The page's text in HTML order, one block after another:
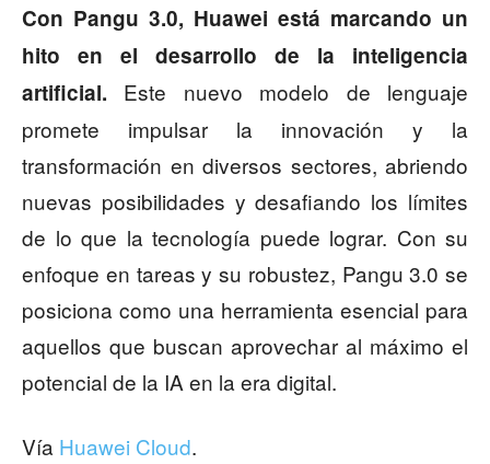
Con Pangu 3.0, Huawei está marcando un
hito en el desarrollo de la inteligencia
artificial. Este nuevo modelo de lenguaje
promete impulsar la innovación y la
transformación en diversos sectores, abriendo
nuevas posibilidades y desafiando los límites
de lo que la tecnología puede lograr. Con su
enfoque en tareas y su robustez, Pangu 3.0 se
posiciona como una herramienta esencial para
aquellos que buscan aprovechar al máximo el
potencial de la IA en la era digital.
Vía Huawei Cloud.